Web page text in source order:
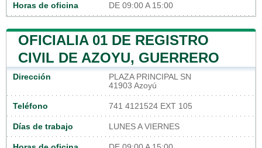
Horas de oficina DE 09:00 A 15:00
OFICIALIA 01 DE REGISTRO
CIVIL DE AZOYU, GUERRERO
Dirección
PLAZA PRINCIPAL SN
41903 Azoyú
Teléfono 741 4121524 EXT 105
Días de trabajo LUNES A VIERNES